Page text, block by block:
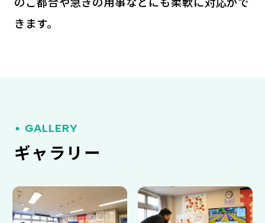
きます。
GALLERY
ギャラリー